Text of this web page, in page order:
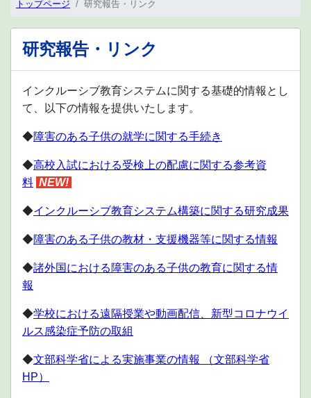
トップページ 研究報告・リンク
研究報告・リンク
インクルーシブ教育システムに関する基礎的情報とし
て、以下の情報を提供いたします。
◆障害のある子供の就学に関する手続き
◆高校入試における受検上の配慮に関する参考資
料 NEW!
◆インクルーシブ教育システム構築に関する研究成果
◆障害のある子供の教材・支援機器等に関する情報
◆諸外国における障害のある子供の教育に関する情
報
◆学校における遠隔授業や動画配信、新型コロナウイ
ルス感染症予防の取組
◆文部科学省による実施事業の情報 （文部科学省
HP）